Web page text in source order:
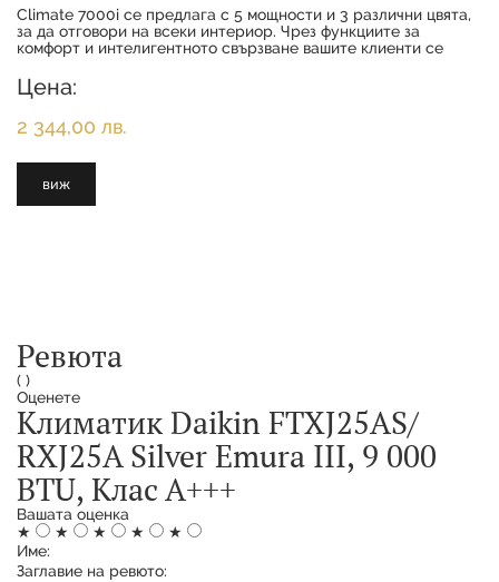
Climate 7000i се предлага с 5 мощности и 3 различни цвята,
за да отговори на всеки интериор. Чрез функциите за
комфорт и интелигентното свързване вашите клиенти се
Цена:
2 344,00 лв.
виж
Ревюта
( )
Оценете
Климатик Daikin FTXJ25AS/
RXJ25A Silver Emura III, 9 000
BTU, Клас А+++
Вашата оценка
★
★ ★ ★
★
Име:
Заглавие на ревюто: